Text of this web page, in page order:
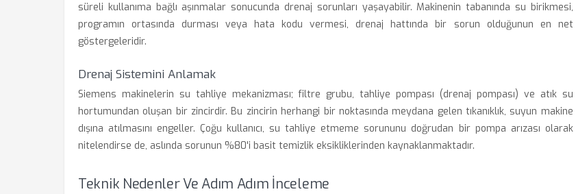
süreli kullanıma bağlı aşınmalar sonucunda drenaj sorunları yaşayabilir. Makinenin tabanında su birikmesi,
programın ortasında durması veya hata kodu vermesi, drenaj hattında bir sorun olduğunun en net
göstergeleridir.
Drenaj Sistemini Anlamak
Siemens makinelerin su tahliye mekanizması; filtre grubu, tahliye pompası (drenaj pompası) ve atık su
hortumundan oluşan bir zincirdir. Bu zincirin herhangi bir noktasında meydana gelen tıkanıklık, suyun makine
dışına atılmasını engeller. Çoğu kullanıcı, su tahliye etmeme sorununu doğrudan bir pompa arızası olarak
nitelendirse de, aslında sorunun %80'i basit temizlik eksikliklerinden kaynaklanmaktadır.
Teknik Nedenler Ve Adım Adım İnceleme